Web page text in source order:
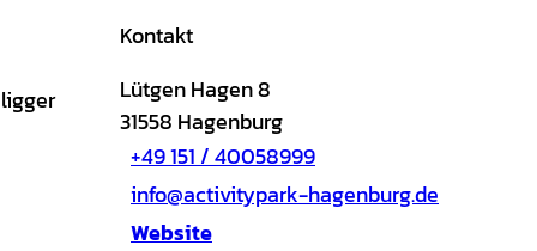
Kontakt
Lütgen Hagen 8
31558 Hagenburg
+49 151 / 40058999
info@activitypark-hagenburg.de
Website